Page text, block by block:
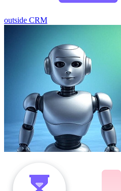
outside CRM